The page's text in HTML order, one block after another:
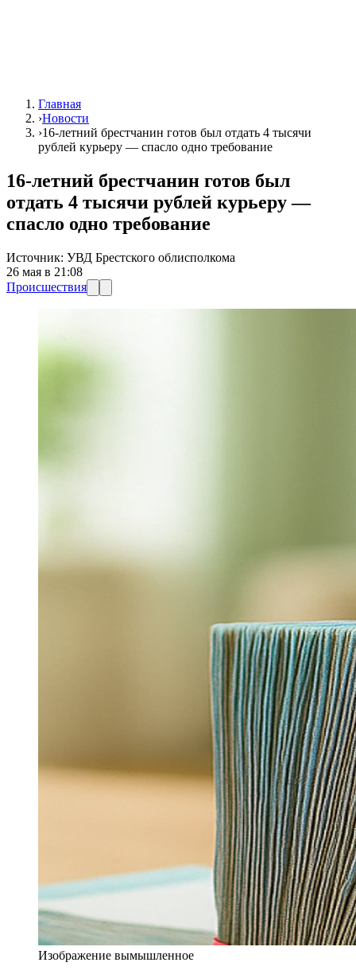
Главная
›Новости
›16-летний брестчанин готов был отдать 4 тысячи
рублей курьеру — спасло одно требование
16-летний брестчанин готов был
отдать 4 тысячи рублей курьеру —
спасло одно требование
Источник: УВД Брестского облисполкома
26 мая в 21:08
Происшествия
Изображение вымышленное